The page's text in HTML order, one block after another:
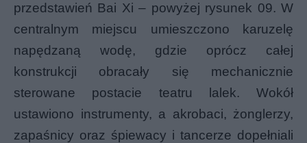
przedstawień Bai Xi – powyżej rysunek 09. W
centralnym miejscu umieszczono karuzelę
napędzaną wodę, gdzie oprócz całej
konstrukcji obracały się mechanicznie
sterowane postacie teatru lalek. Wokół
ustawiono instrumenty, a akrobaci, żonglerzy,
zapaśnicy oraz śpiewacy i tancerze dopełniali